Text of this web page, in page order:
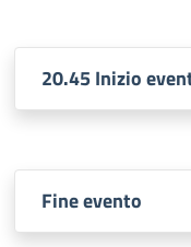
20.45 Inizio
Fine evento